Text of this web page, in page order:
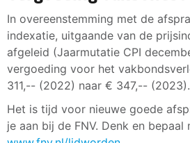
In overeenstemming met de
indexatie, uitgaande van de
afgeleid (Jaarmutatie CPI
vergoeding voor het
311,-- (2022) naar € 347,-- (2023).
Het is tijd voor nieuwe goede
je aan bij de FNV. Denk en bepaal